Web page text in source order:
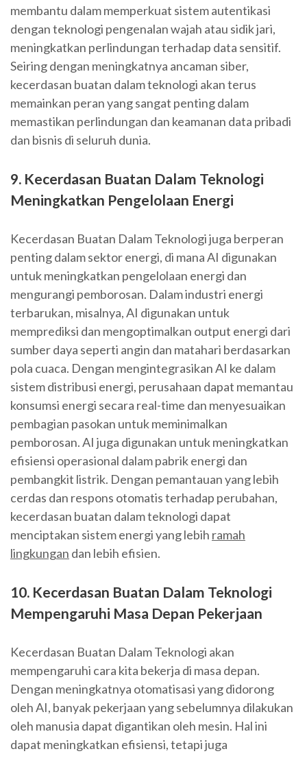
membantu dalam memperkuat sistem autentikasi
dengan teknologi pengenalan wajah atau sidik jari,
meningkatkan perlindungan terhadap data sensitif.
Seiring dengan meningkatnya ancaman siber,
kecerdasan buatan dalam teknologi akan terus
memainkan peran yang sangat penting dalam
memastikan perlindungan dan keamanan data pribadi
dan bisnis di seluruh dunia.
9. Kecerdasan Buatan Dalam Teknologi
Meningkatkan Pengelolaan Energi
Kecerdasan Buatan Dalam Teknologi juga berperan
penting dalam sektor energi, di mana AI digunakan
untuk meningkatkan pengelolaan energi dan
mengurangi pemborosan. Dalam industri energi
terbarukan, misalnya, AI digunakan untuk
memprediksi dan mengoptimalkan output energi dari
sumber daya seperti angin dan matahari berdasarkan
pola cuaca. Dengan mengintegrasikan AI ke dalam
sistem distribusi energi, perusahaan dapat memantau
konsumsi energi secara real-time dan menyesuaikan
pembagian pasokan untuk meminimalkan
pemborosan. AI juga digunakan untuk meningkatkan
efisiensi operasional dalam pabrik energi dan
pembangkit listrik. Dengan pemantauan yang lebih
cerdas dan respons otomatis terhadap perubahan,
kecerdasan buatan dalam teknologi dapat
menciptakan sistem energi yang lebih ramah
lingkungan dan lebih efisien.
10. Kecerdasan Buatan Dalam Teknologi
Mempengaruhi Masa Depan Pekerjaan
Kecerdasan Buatan Dalam Teknologi akan
mempengaruhi cara kita bekerja di masa depan.
Dengan meningkatnya otomatisasi yang didorong
oleh AI, banyak pekerjaan yang sebelumnya dilakukan
oleh manusia dapat digantikan oleh mesin. Hal ini
dapat meningkatkan efisiensi, tetapi juga